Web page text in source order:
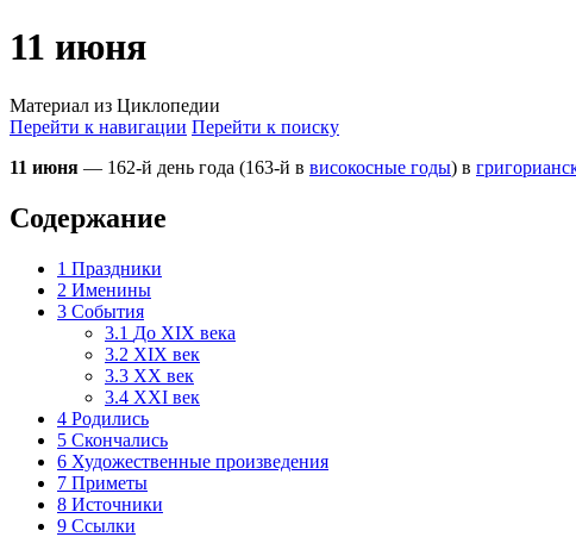
11 июня
Материал из Циклопедии
Перейти к навигации Перейти к поиску
11 июня — 162-й день года (163-й в високосные годы) в
Содержание
1 Праздники
2 Именины
3 События
3.1 До XIX века
3.2 XIX век
3.3 XX век
3.4 XXI век
4 Родились
5 Скончались
6 Художественные произведения
7 Приметы
8 Источники
9 Ссылки